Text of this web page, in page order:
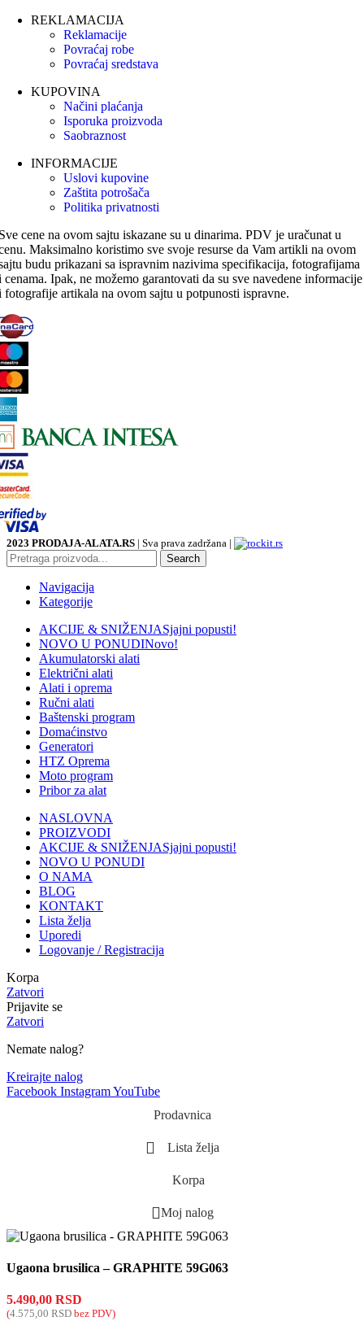
REKLAMACIJA
Reklamacije
Povraćaj robe
Povraćaj sredstava
KUPOVINA
Načini plaćanja
Isporuka proizvoda
Saobraznost
INFORMACIJE
Uslovi kupovine
Zaštita potrošača
Politika privatnosti
cene na ovom sajtu iskazane su u dinarima. PDV je uračunat u
Maksimalno koristimo sve svoje resurse da Vam artikli na ovom
budu prikazani sa ispravnim nazivima specifikacija, fotografijama
cenama. Ipak, ne možemo garantovati da su sve navedene informacije
fotografije artikala na ovom sajtu u potpunosti ispravne.
2023 PRODAJA-ALATA.RS | Sva prava zadržana |
Search
Navigacija
Kategorije
AKCIJE & SNIŽENJASjajni popusti!
NOVO U PONUDINovo!
Akumulatorski alati
Električni alati
Alati i oprema
Ručni alati
Baštenski program
Domaćinstvo
Generatori
HTZ Oprema
Moto program
Pribor za alat
NASLOVNA
PROIZVODI
AKCIJE & SNIŽENJASjajni popusti!
NOVO U PONUDI
O NAMA
BLOG
KONTAKT
Lista želja
Uporedi
Logovanje / Registracija
Korpa
Zatvori
Prijavite se
Zatvori
Nemate nalog?
Kreirajte nalog
Facebook InstagramYouTube
Prodavnica
Lista želja
Korpa
Moj nalog
Ugaona brusilica – GRAPHITE 59G063
5.490,00 RSD
(4.575,00 RSD bez PDV)